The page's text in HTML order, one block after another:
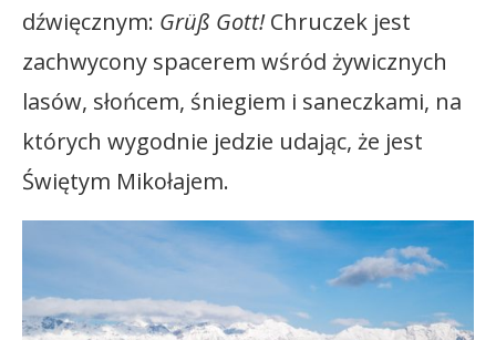
dźwięcznym: Grüß Gott!Chruczek jest
zachwycony spacerem wśród żywicznych
lasów, słońcem, śniegiem i saneczkami, na
których wygodnie jedzie udając, że jest
Świętym Mikołajem.